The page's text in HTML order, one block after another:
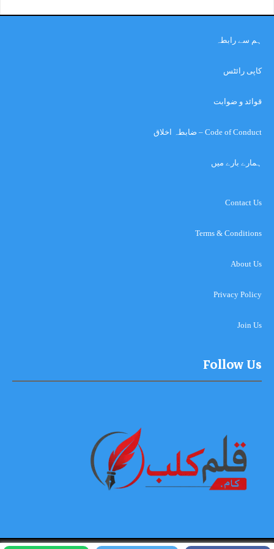
ہم سے رابطہ
کاپی رائٹس
قوائد و ضوابت
Code of Conduct – ضابطہ اخلاق
ہمارے بارے میں
Contact Us
Terms & Conditions
About Us
Privacy Policy
Join Us
Follow Us